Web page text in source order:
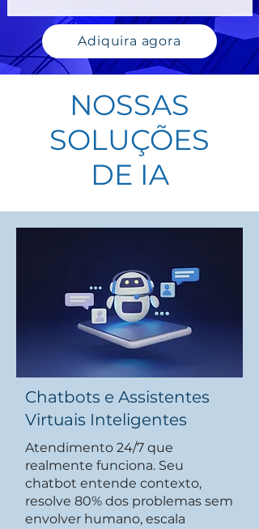
Adiquira agora
NOSSAS
SOLUÇÕES
DE IA
Chatbots e Assistentes
Virtuais Inteligentes
Atendimento 24/7 que
realmente funciona. Seu
chatbot entende contexto,
resolve 80% dos problemas sem
envolver humano, escala